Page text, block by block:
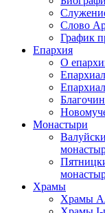
Слово
График
Епархия
О
Монастыри
Храмы
Храмы